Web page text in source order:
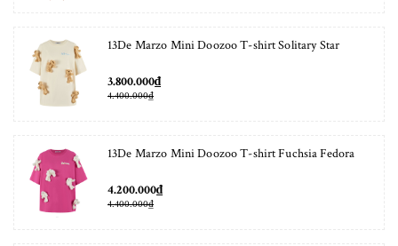
13De Marzo Mini Doozoo T-shirt Solitary Star
3.800.000₫
4.400.000₫
13De Marzo Mini Doozoo T-shirt Fuchsia Fedora
4.200.000₫
4.400.000₫